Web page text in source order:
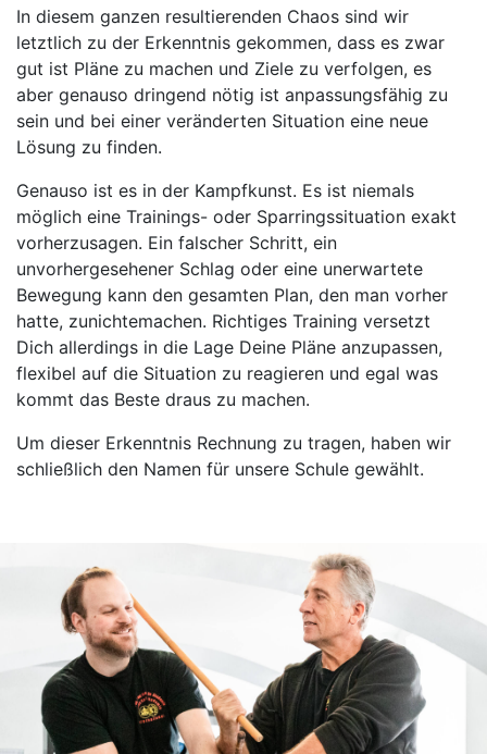
In diesem ganzen resultierenden Chaos sind wir
letztlich zu der Erkenntnis gekommen, dass es zwar
gut ist Pläne zu machen und Ziele zu verfolgen, es
aber genauso dringend nötig ist anpassungsfähig zu
sein und bei einer veränderten Situation eine neue
Lösung zu finden.
Genauso ist es in der Kampfkunst. Es ist niemals
möglich eine Trainings- oder Sparringssituation exakt
vorherzusagen. Ein falscher Schritt, ein
unvorhergesehener Schlag oder eine unerwartete
Bewegung kann den gesamten Plan, den man vorher
hatte, zunichtemachen. Richtiges Training versetzt
Dich allerdings in die Lage Deine Pläne anzupassen,
flexibel auf die Situation zu reagieren und egal was
kommt das Beste draus zu machen.
Um dieser Erkenntnis Rechnung zu tragen, haben wir
schließlich den Namen für unsere Schule gewählt.